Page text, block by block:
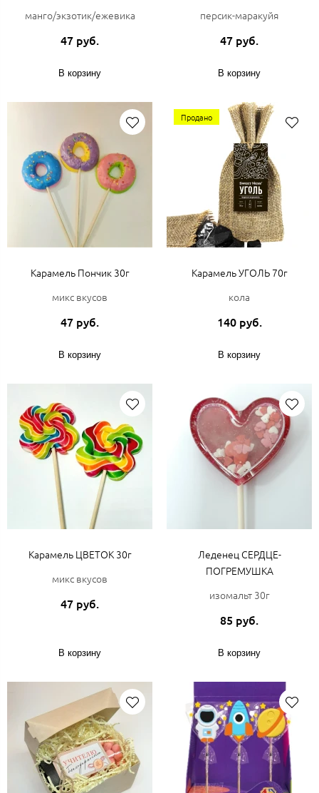
манго/экзотик/ежевика
47 руб.
В корзину
персик-маракуйя
47 руб.
В корзину
Карамель Пончик 30г
микс вкусов
47 руб.
В корзину
Продано
Карамель УГОЛЬ 70г
кола
140 руб.
В корзину
Карамель ЦВЕТОК 30г
микс вкусов
47 руб.
В корзину
Леденец СЕРДЦЕ-
ПОГРЕМУШКА
изомальт 30г
85 руб.
В корзину